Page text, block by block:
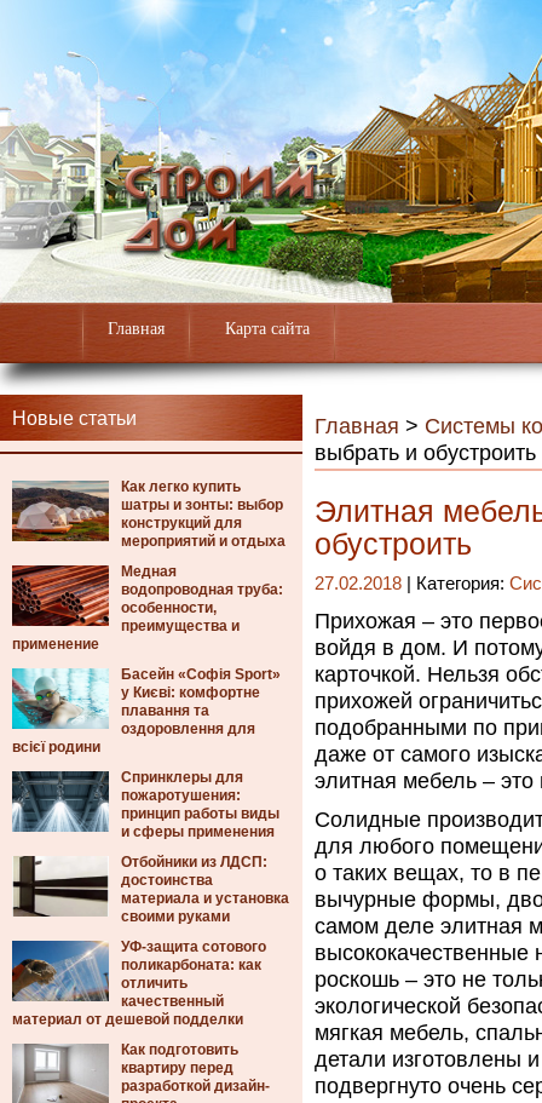
Главная Карта сайта
Новые статьи
Как легко купить
шатры и зонты: выбор
конструкций для
мероприятий и отдыха
Медная
водопроводная труба:
особенности,
преимущества и
применение
Басейн «Софія Sport»
у Києві: комфортне
плавання та
оздоровлення для
всієї родини
Спринклеры для
пожаротушения:
принцип работы виды
и сферы применения
Отбойники из ЛДСП:
достоинства
материала и установка
своими руками
УФ-защита сотового
поликарбоната: как
отличить
качественный
материал от дешевой подделки
Как подготовить
квартиру перед
разработкой дизайн-
Главная > Системы
выбрать и обустроить
Элитная
обустроить
27.02.2018 | Категория:
Прихожая – это
войдя в дом. И
карточкой. Нельзя
прихожей
подобранными по
даже от самого
элитная мебель – это
Солидные
для любого
о таких вещах, то в
вычурные формы,
самом деле элитная
высококачественные
роскошь – это не
экологической
мягкая мебель,
детали изготовлены
подвергнуто очень